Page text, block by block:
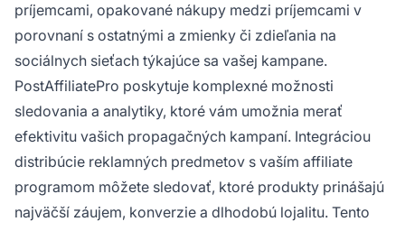
príjemcami, opakované nákupy medzi príjemcami v
porovnaní s ostatnými a zmienky či zdieľania na
sociálnych sieťach týkajúce sa vašej kampane.
PostAffiliatePro poskytuje komplexné možnosti
sledovania a analytiky, ktoré vám umožnia merať
efektivitu vašich propagačných kampaní. Integráciou
distribúcie reklamných predmetov s vaším affiliate
programom môžete sledovať, ktoré produkty prinášajú
najväčší záujem, konverzie a dlhodobú lojalitu. Tento